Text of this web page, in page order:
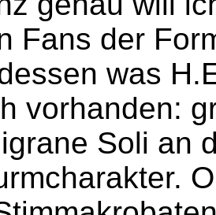
Fans der
was
vorhanden:
Soli an